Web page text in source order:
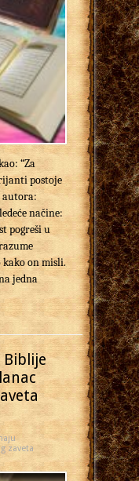
“Za
postoje
autora:
načine:
pogreši u
kako on misli.
jedna
Biblije
zaveta